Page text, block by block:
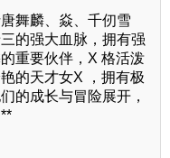
舞麟、焱、千仞雪
的强大血脉，拥有强
重要伙伴，X 格活泼
的天才女X ，拥有极
的成长与冒险展开，